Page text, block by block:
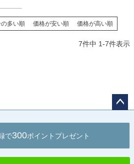
多い順 価格が安い順 価格が高い順
7件中 1-7件表示
へ
で300ポイントプレゼント